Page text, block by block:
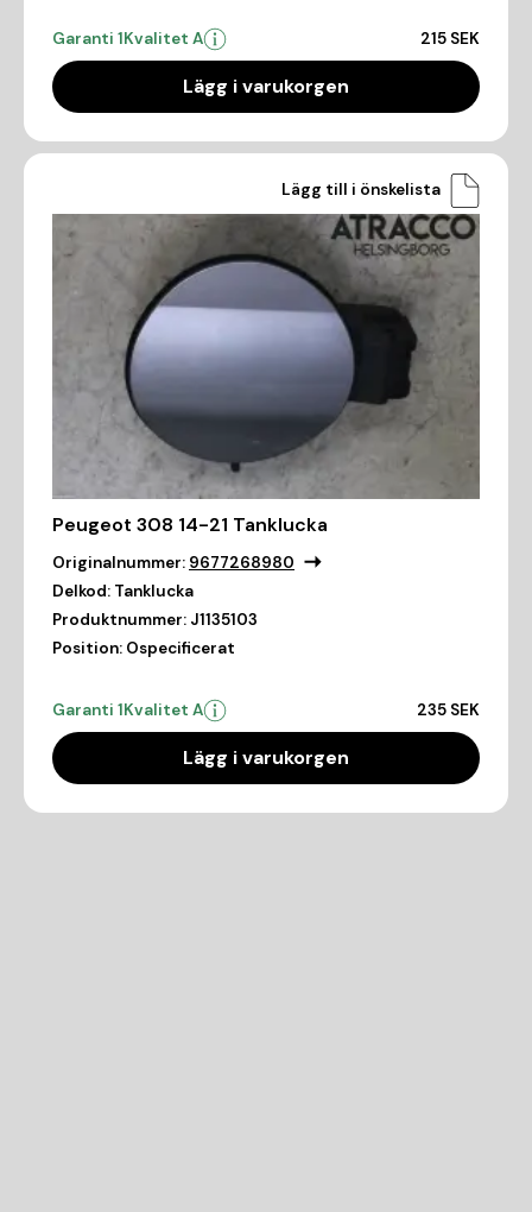
Garanti 1Kvalitet A 215 SEK
Lägg i varukorgen
Lägg till i önskelista
Peugeot 308 14-21 Tanklucka
Originalnummer: 9677268980
Delkod: Tanklucka
Produktnummer: J1135103
Position: Ospecificerat
Garanti 1Kvalitet A 235 SEK
Lägg i varukorgen